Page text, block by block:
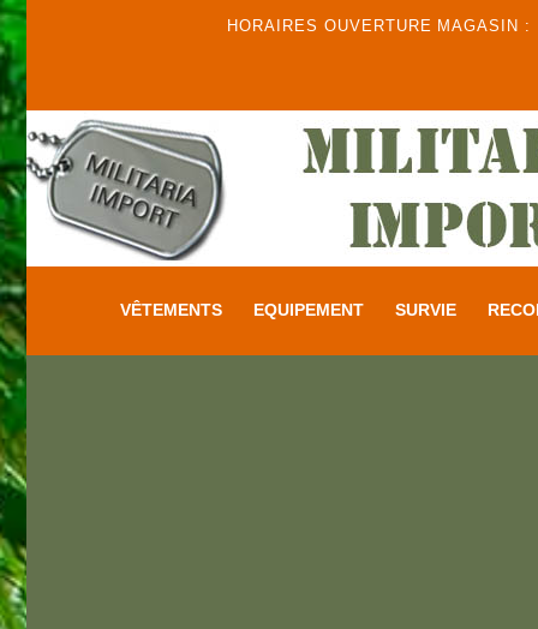
HORAIRES OUVERTURE MAGASIN
VÊTEMENTS EQUIPEMENT SURVIE